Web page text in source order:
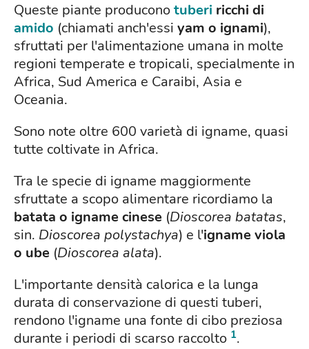
Queste piante produconotuberi ricchi di
amido (chiamati anch'essi yam o ignami),
sfruttati per l'alimentazione umana in molte
regioni temperate e tropicali, specialmente in
Africa, Sud America e Caraibi, Asia e
Oceania.
Sono note oltre 600 varietà di igname, quasi
tutte coltivate in Africa.
Tra le specie di igname maggiormente
sfruttate a scopo alimentare ricordiamo la
batata o igname cinese (Dioscorea batatas,
sin. Dioscorea polystachya) e l'igname viola
o ube (Dioscorea alata).
L'importante densità calorica e la lunga
durata di conservazione di questi tuberi,
rendono l'igname una fonte di cibo preziosa
durante i periodi di scarso raccolto 1.